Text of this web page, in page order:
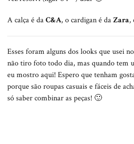
A calça é daC&A, o cardigan é daZara,
Esses foram alguns dos looks que usei
não tiro foto todo dia, mas quando tem
eu mostro aqui! Espero que tenham
porque são roupas casuais e fáceis de
só saber combinar as peças! 🙂